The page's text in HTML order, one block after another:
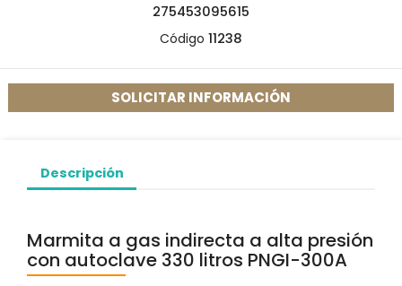
275453095615
Código 11238
SOLICITAR INFORMACIÓN
Descripción
Marmita a gas indirecta a alta presión
con autoclave 330 litros PNGI-300A